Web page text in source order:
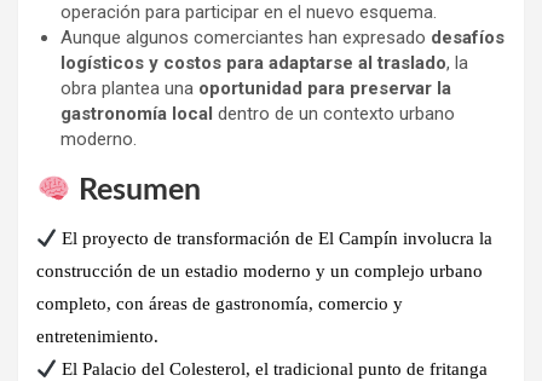
operación para participar en el nuevo esquema.
Aunque algunos comerciantes han expresado desafíos
logísticos y costos para adaptarse al traslado, la
obra plantea una oportunidad para preservar la
gastronomía local dentro de un contexto urbano
moderno.
Resumen
El proyecto de transformación de El Campín involucra la
construcción de un estadio moderno y un complejo urbano
completo, con áreas de gastronomía, comercio y
entretenimiento.
ElPalacio del Colesterol, el tradicional punto de fritanga